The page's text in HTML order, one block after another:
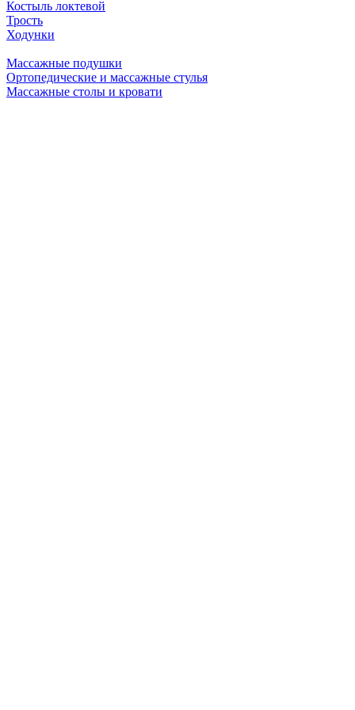
Костыль локтевой
Трость
Ходунки
Массажные подушки
Ортопедические и массажные стулья
Массажные столы и кровати